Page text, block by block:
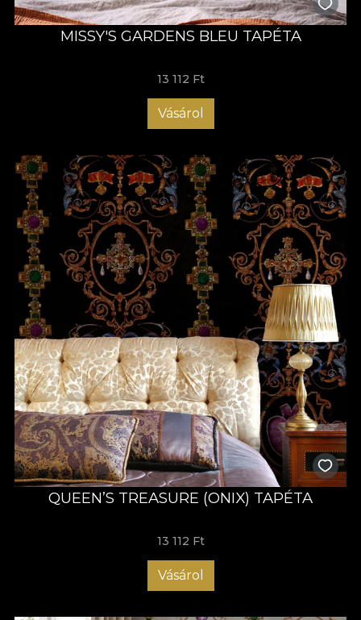
MISSY'S GARDENS BLEU TAPÉTA
13 112 Ft
Vásárol
QUEEN’S TREASURE (ONIX) TAPÉTA
13 112 Ft
Vásárol